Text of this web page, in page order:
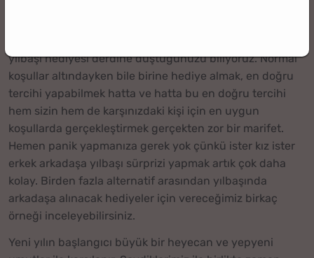
yılbaşı hediyesi derdine düştüğünüzü biliyoruz. Normal
koşullar altındayken bile birine hediye almak, en doğru
tercihi yapabilmek hatta ve hatta bu en doğru tercihi
hem sizin hem de karşınızdaki kişi için en uygun
koşullarda gerçekleştirmek gerçekten zor bir marifet.
Hemen panik yapmanıza gerek yok çünkü ister kız ister
erkek arkadaşa yılbaşı sürprizi yapmak artık çok daha
kolay. Birden fazla alternatif arasından yılbaşında
arkadaşa alınacak hediyeler için vereceğimiz birkaç
örneği inceleyebilirsiniz.
Yeni yılın başlangıcı büyük bir heyecan ve yepyeni